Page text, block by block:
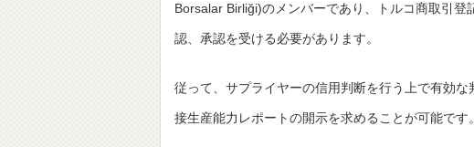
Borsalar Birliği)のメンバーであり、トルコ商取引
認、承認を受ける必要があります。
従って、サプライヤーの信用判断を行う上で有効
接生産能力レポートの開示を求めることが可能です。